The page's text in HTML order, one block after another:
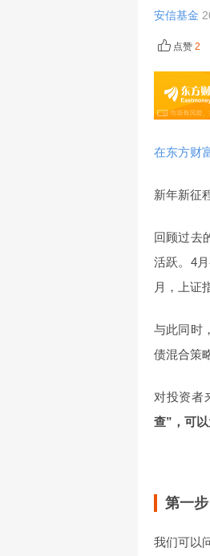
安信基金
点赞 2
在东方财
新年新征
回顾过去
活跃。4
月，上证
与此同时
债混合策
对投资者
查”，可
第一
我们可以